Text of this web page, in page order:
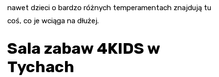
nawet dzieci o bardzo różnych temperamentach znajdują tu
coś, co je wciąga na dłużej.
Sala zabaw 4KIDS w
Tychach